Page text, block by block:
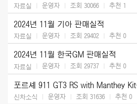
자료실 운영자 조회 30066 추천 1
2024년 11월 기아 판매실적
자료실 운영자 조회 29402 추천 0
2024년 11월 한국GM 판매실적
자료실 운영자 조회 29737 추천 0
포
신차소식 운영자 조회 31636 추천 0